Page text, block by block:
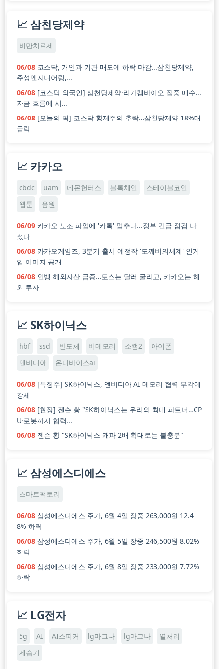
📈 삼천당제약
비만치료제
06/08 코스닥, 개인과 기관 매도에 하락 마감...삼천당제약,
주성엔지니어링,...
06/08 [코스닥 외국인] 삼천당제약·리가켐바이오 집중 매수...
자금 흐름에 시...
06/08 [오늘의 픽] 코스닥 황제주의 추락…삼천당제약 18%대
급락
📈 카카오
cbdc uam 데몬헌터스 블록체인
스테이블코인
웹툰
음원
06/09 카카오 노조 파업에 '카톡' 멈추나...정부 긴급 점검 나
섰다
06/08 카카오게임즈, 3분기 출시 예정작 '도깨비의세계' 인게
임 이미지 공개
06/08 인뱅 해외자산 급증…토스는 달러 굴리고, 카카오는 해
외 투자
📈 SK하이닉스
hbf ssd 반도체 비메모리 소캠2
아이폰
엔비디아
온디바이스ai
06/08 [특징주] SK하이닉스, 엔비디아 AI 메모리 협력 부각에
강세
06/08 [현장] 젠슨 황 "SK하이닉스는 우리의 최대 파트너…CP
U·로봇까지 협력...
06/08 젠슨 황 "SK하이닉스 캐파 2배 확대로는 불충분"
📈 삼성에스디에스
스마트팩토리
06/08 삼성에스디에스 주가, 6월 4일 장중 263,000원 12.4
8% 하락
06/08 삼성에스디에스 주가, 6월 5일 장중 246,500원 8.02%
하락
06/08 삼성에스디에스 주가, 6월 8일 장중 233,000원 7.72%
하락
📈 LG전자
5g AI AI스피커 lg마그나 lg마그나
열처리
제습기